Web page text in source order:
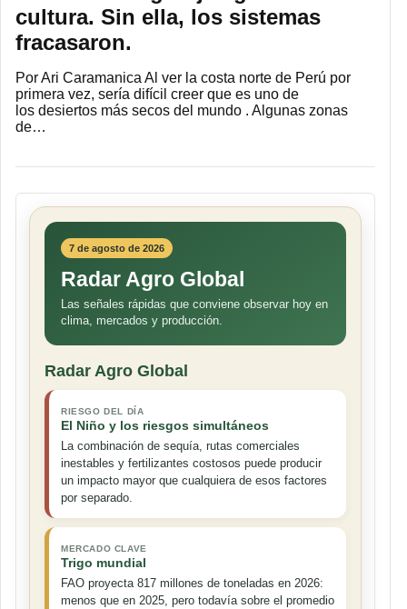
cultura. Sin ella, los sistemas
fracasaron.
Por Ari Caramanica Al ver la costa norte de Perú por
primera vez, sería difícil creer que es uno de
los desiertos más secos del mundo . Algunas zonas
de…
7 de agosto de 2026
Radar Agro Global
Las señales rápidas que conviene observar hoy en
clima, mercados y producción.
Radar Agro Global
RIESGO DEL DÍA
El Niño y los riesgos simultáneos
La combinación de sequía, rutas comerciales
inestables y fertilizantes costosos puede producir
un impacto mayor que cualquiera de esos factores
por separado.
MERCADO CLAVE
Trigo mundial
FAO proyecta 817 millones de toneladas en 2026:
menos que en 2025, pero todavía sobre el promedio